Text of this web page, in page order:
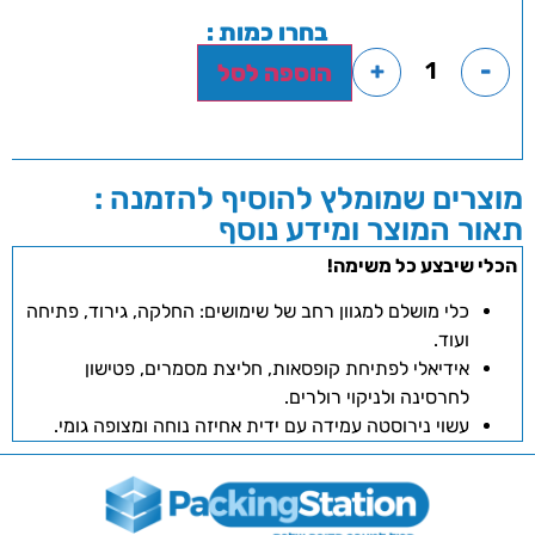
בחרו כמות :
-
+ הוספה לסל
מוצרים שמומלץ להוסיף להזמנה :
תאור המוצר ומידע נוסף
הכלי שיבצע כל משימה!
כלי מושלם למגוון רחב של שימושים: החלקה, גירוד, פתיחה
ועוד.
אידיאלי לפתיחת קופסאות, חליצת מסמרים, פטישון
לחרסינה ולניקוי רולרים.
עשוי נירוסטה עמידה עם ידית אחיזה נוחה ומצופה גומי.